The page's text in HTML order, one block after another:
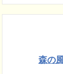
森の